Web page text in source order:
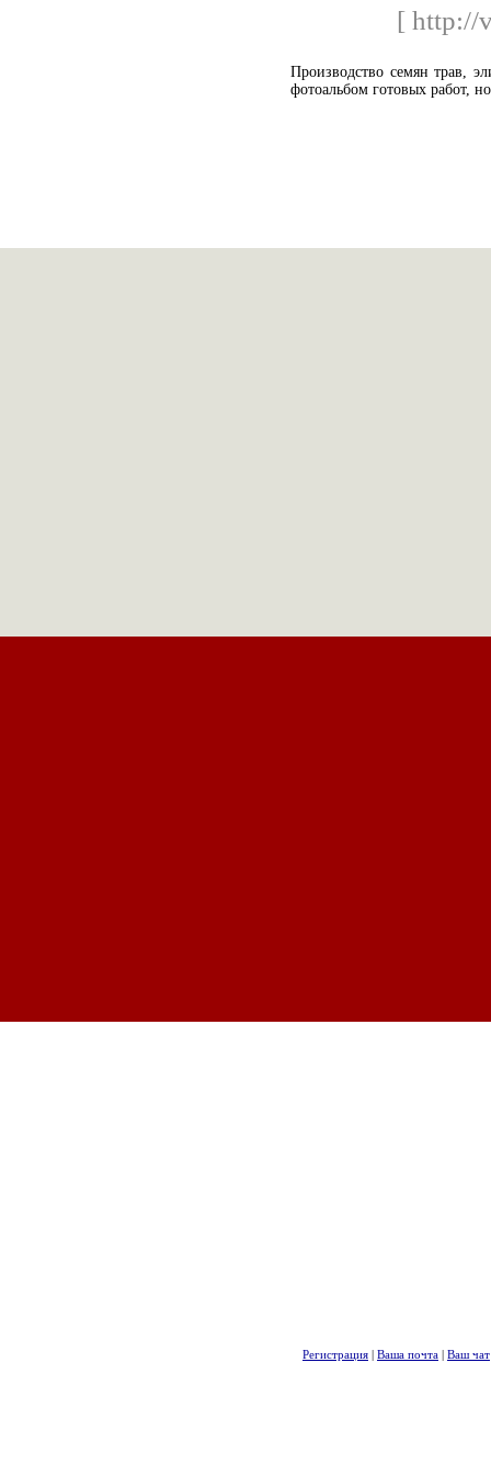
[ http://
Производство семян трав,
фотоальбом готовых работ,
Регистрация | Ваша почта | Ваш чат